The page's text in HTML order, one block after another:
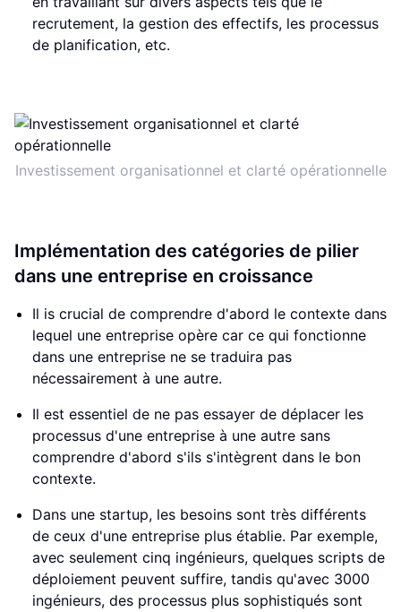
recrutement, la gestion des effectifs, les processus
de planification, etc.
Investissement organisationnel et clarté opérationnelle
Implémentation des catégories de pilier
dans une entreprise en croissance
Il is crucial de comprendre d'abord le contexte dans
lequel une entreprise opère car ce qui fonctionne
dans une entreprise ne se traduira pas
nécessairement à une autre.
Il est essentiel de ne pas essayer de déplacer les
processus d'une entreprise à une autre sans
comprendre d'abord s'ils s'intègrent dans le bon
contexte.
Dans une startup, les besoins sont très différents
de ceux d'une entreprise plus établie. Par exemple,
avec seulement cinq ingénieurs, quelques scripts de
déploiement peuvent suffire, tandis qu'avec 3000
ingénieurs, des processus plus sophistiqués sont